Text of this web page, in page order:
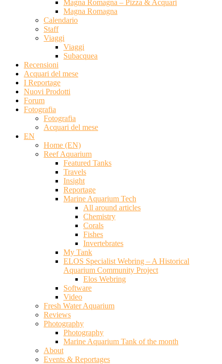
Magna Romagna – Pizza & Acquari
Magna Romagna
Calendario
Staff
Viaggi
Viaggi
Subacquea
Recensioni
Acquari del mese
I Reportage
Nuovi Prodotti
Forum
Fotografia
Fotografia
Acquari del mese
EN
Home (EN)
Reef Aquarium
Featured Tanks
Travels
Insight
Reportage
Marine Aquarium Tech
All around articles
Chemistry
Corals
Fishes
Invertebrates
My Tank
ELOS Specialist Webring – A Historical
Aquarium Community Project
Elos Webring
Software
Video
Fresh Water Aquarium
Reviews
Photography
Photography
Marine Aquarium Tank of the month
About
Events & Reportages